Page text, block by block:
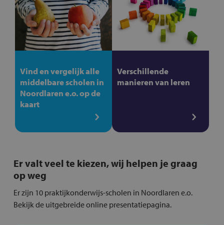
Vind en vergelijk alle
middelbare scholen in
Noordlaren e.o. op de
kaart
Verschillende
manieren van leren
Er valt veel te kiezen, wij helpen je graag
op weg
Er zijn 10 praktijkonderwijs-scholen in Noordlaren e.o.
Bekijk de uitgebreide online presentatiepagina.